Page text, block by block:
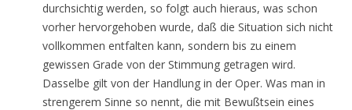
durchsichtig werden, so folgt auch hieraus, was schon
vorher hervorgehoben wurde, daß die Situation sich nicht
vollkommen entfalten kann, sondern bis zu einem
gewissen Grade von der Stimmung getragen wird.
Dasselbe gilt von der Handlung in der Oper. Was man in
strengerem Sinne so nennt, die mit Bewußtsein eines